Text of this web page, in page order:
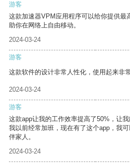
游客
这款加速器VPM应用程序可以给你提供最
助你在网络上自由移动。
2024-03-24
游客
这款软件的设计非常人性化，使用起来非常
2024-03-24
游客
这款app让我的工作效率提高了50%，让
我以前经常加班，现在有了这个app，我
伴家人。
2024-03-24